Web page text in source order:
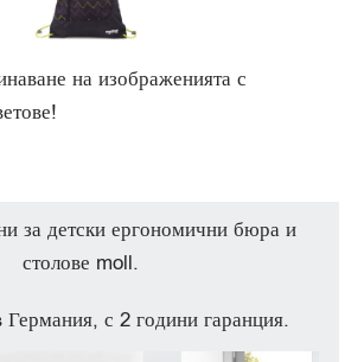
на изображенията с
за детски ергономични бюра и
столове moll.
с 2 години гаранция.